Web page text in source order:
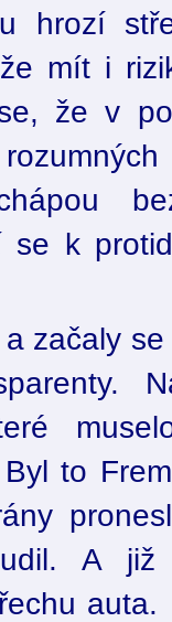
hrozí
mít i
že v
k
začaly
to
A